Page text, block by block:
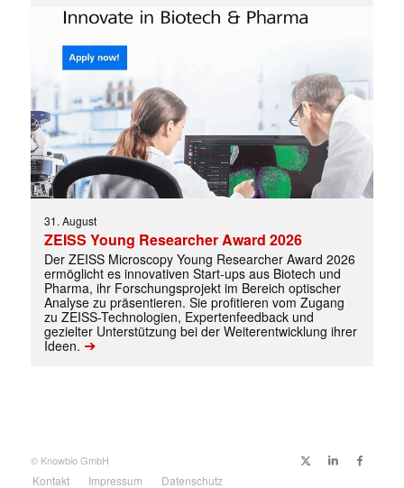
31. August
ZEISS Young Researcher Award 2026
Der ZEISS Microscopy Young Researcher Award 2026
ermöglicht es innovativen Start-ups aus Biotech und
Pharma, ihr Forschungsprojekt im Bereich optischer
Analyse zu präsentieren. Sie profitieren vom Zugang
zu ZEISS-Technologien, Expertenfeedback und
gezielter Unterstützung bei der Weiterentwicklung ihrer
Ideen. ➔
© Knowbio GmbH
Kontakt Impressum Datenschutz